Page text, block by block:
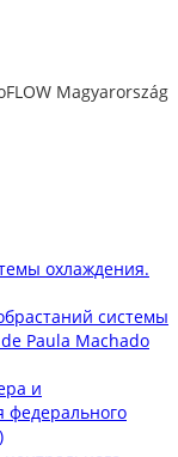
Magyarország
охлаждения.
системы
Paula Machado
и
федерального